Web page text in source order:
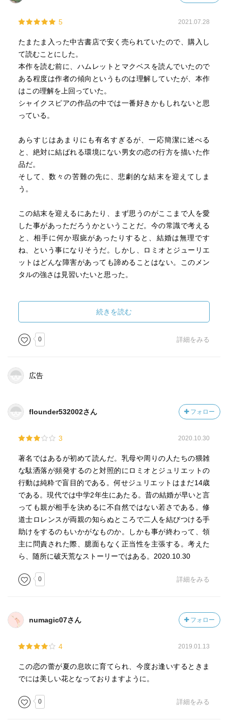
5 2021.07.28
たまたま入った中古書店で安く売られていたので、購入し
て読むことにした。
本作を読む前に、ハムレットとマクベスを読んでいたので
ある程度は作者の傾向というものは理解していたが、本作
はこの理解を上回っていた。
シャイクスピアの作品の中では一番好きかもしれないと思
っている。
あらすじはあまりにも有名すぎるが、一応簡潔に述べる
と、絶対に結ばれる環境にない男女の恋の行方を描いた作
品だ。
そして、数々の苦難の先に、悲劇的な結末を迎えてしま
う。
この結末を迎えるにあたり、まず思うのがここまで人を愛
した事があっただろうかということだ。今の常識で考える
と、相手に何か瑕疵があったりすると、結婚は無理です
ね、という事になりそうだ。しかし、ロミオとジューリエ
ットはどんな障害があっても諦めることはない。このメン
タルの強さは見習いたいと思った。
が、最後の一か八かの賭けのような提案はもっと用意周到
に行うべきであり、結果的に二人を死なせてしまう罪は重
く、怒られるでは済まされない気がした。
まあ、細かいところを指摘したところで、本作の理解に何
応記載しておく。
った。生きていく上で、どうしても自分の置かれた環境
や、境遇に生き方や考え方を支配されがちになる。しか
し、それでも何とかその運命に抵抗していく事により、本
う思った作品だった。
続きを読む
0 詳細をみる
広告
flounder532002さん フォロー
3 2020.10.30
著名ではあるが初めて読んだ。乳母や周りの人たちの猥雑
な駄洒落が頻発するのと対照的にロミオとジュリエットの
行動は純粋で盲目的である。何せジュリエットはまだ14歳
である。現代では中学2年生にあたる。昔の結婚が早いと言
っても親が相手を決めるに不自然ではない若さである。修
道士ロレンスが両親の知らぬところで二人を結びつける手
助けをするのもいかがなものか。しかも事が終わって、領
主に問責された際、臆面もなく正当性を主張する。考えた
ら、随所に破天荒なストーリーではある。2020.10.30
0 詳細をみる
numagic07さん フォロー
4 2019.01.13
この恋の蕾が夏の息吹に育てられ、今度お逢いするときま
でには美しい花となっておりますように。
0 詳細をみる